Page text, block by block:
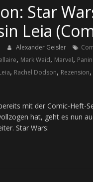
Star
Leia
Alexander Geisler
, Mark Waid, Marvel, Panini
, Rachel Dodson, Rezension,
mit der Comic-Heft-
hat, geht es nun
Star Wars: